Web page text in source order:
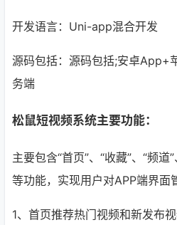
开发语言：Uni-app混合开发
源码包括：源码包括;安卓App+
务端
松鼠短视频系统主要功能：
主要包含“首页”、“收藏”、“频道
等功能，实现用户对APP端界面
1、首页推荐热门视频和新发布